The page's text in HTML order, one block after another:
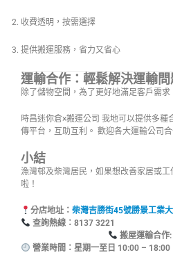
收費透明，按需選擇
提供搬運服務，省力又省心
運輸合作：輕鬆解決運輸問
除了儲物空間，為了更好地滿足客戶需求
時昌迷你倉×搬運公司 我地可以提供多
傳平台，互助互利。 歡迎各大運輸公司
小結
漁灣邨及柴灣居民，如果想改善家居或
啦！
分店地址： 柴灣吉勝街45號勝景工業
查詢熱
搬屋運輸合
營業時間：星期一至日 10:00 –